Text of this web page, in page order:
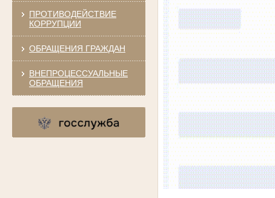
ПРОТИВОДЕЙСТВИЕ
КОРРУПЦИИ
ОБРАЩЕНИЯ ГРАЖДАН
ВНЕПРОЦЕССУАЛЬНЫЕ
ОБРАЩЕНИЯ